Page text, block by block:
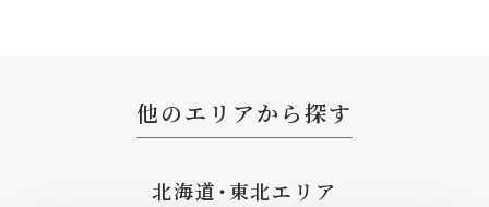
他のエリアから探す
北海道・東北エリア